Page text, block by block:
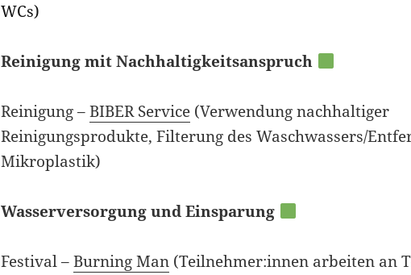
WCs)
Reinigung mit Nachhaltigkeitsanspruch
Reinigung –BIBER Service (Verwendung nachhaltiger
Reinigungsprodukte, Filterung des Waschwassers/
Mikroplastik)
Wasserversorgung und Einsparung
Festival –Burning Man (Teilnehmer:innen arbeiten an